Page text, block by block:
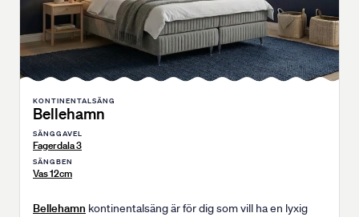
KONTINENTALSÄNG
Bellehamn
SÄNGGAVEL
Fagerdala 3
SÄNGBEN
Vas 12cm
Bellehamn kontinentalsäng är för dig som vill ha en lyxig